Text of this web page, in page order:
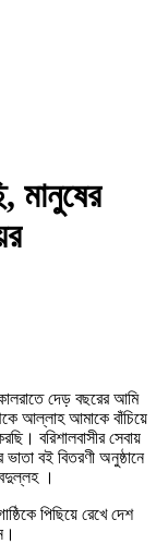
মানুষের
দেড় বছরের আমি
আল্লাহ আমাকে বাঁচিয়ে
বরিশালবাসীর সেবায়
বই বিতরণী অনুষ্ঠানে
।
পিছিয়ে রেখে দেশ